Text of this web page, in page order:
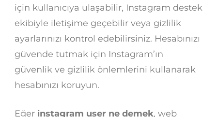
için kullanıcıya ulaşabilir, Instagram destek
ekibiyle iletişime geçebilir veya gizlilik
ayarlarınızı kontrol edebilirsiniz. Hesabınızı
güvende tutmak için Instagram’ın
güvenlik ve gizlilik önlemlerini kullanarak
hesabınızı koruyun.
Eğer instagram user ne demek, web